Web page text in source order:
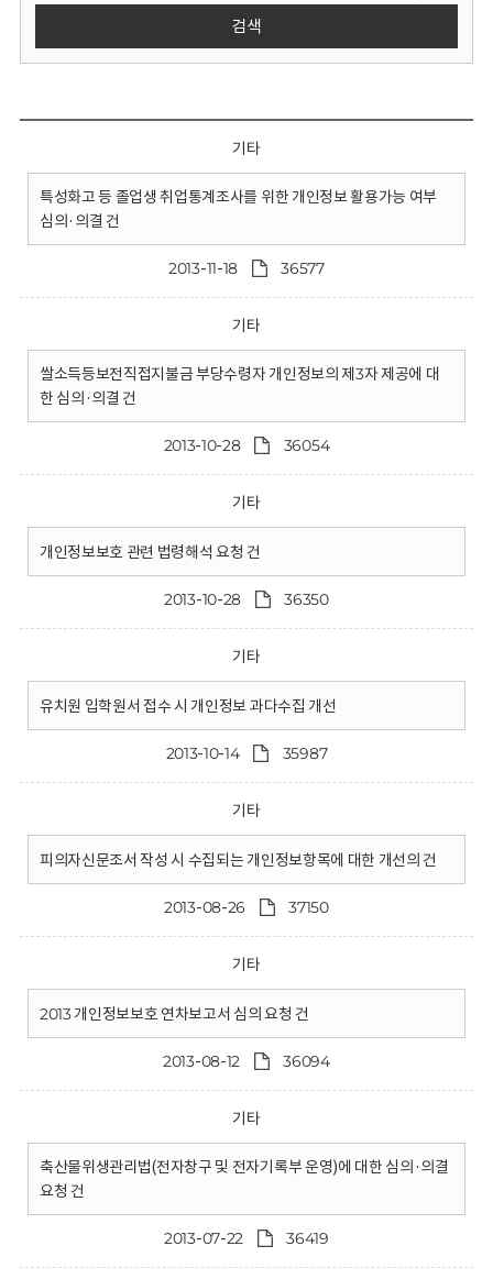
검색
기타
특성화고 등 졸업생 취업통계조사를 위한 개인정보 활용가능 여부
심의·의결 건
2013-11-18 36577
기타
쌀소득등보전직접지불금 부당수령자 개인정보의 제3자 제공에 대
한 심의·의결 건
2013-10-28 36054
기타
개인정보보호 관련 법령해석 요청 건
2013-10-28 36350
기타
유치원 입학원서 접수 시 개인정보 과다수집 개선
2013-10-14 35987
기타
피의자신문조서 작성 시 수집되는 개인정보항목에 대한 개선의 건
2013-08-26 37150
기타
2013 개인정보보호 연차보고서 심의 요청 건
2013-08-12 36094
기타
축산물위생관리법(전자창구 및 전자기록부 운영)에 대한 심의·의결
요청 건
2013-07-22 36419